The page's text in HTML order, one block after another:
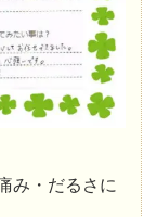
み・だるさに